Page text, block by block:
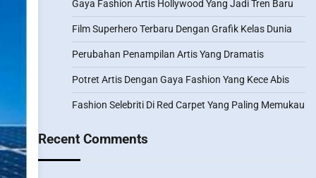
Gaya Fashion Artis Hollywood Yang Jadi Tren Baru
Film Superhero Terbaru Dengan Grafik Kelas Dunia
Perubahan Penampilan Artis Yang Dramatis
Potret Artis Dengan Gaya Fashion Yang Kece Abis
Fashion Selebriti Di Red Carpet Yang Paling Memukau
Recent Comments